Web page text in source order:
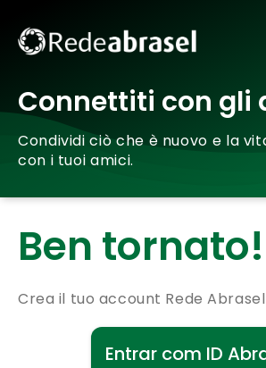
Connettiti con gli
Condividi ciò che è nuovo e la
con i tuoi amici.
Ben tornato!
Crea il tuo account Rede
Entrar com ID